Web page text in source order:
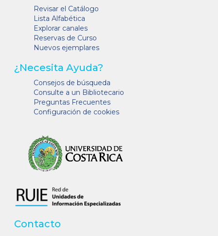
Revisar el Catálogo
Lista Alfabética
Explorar canales
Reservas de Curso
Nuevos ejemplares
¿Necesita Ayuda?
Consejos de búsqueda
Consulte a un Bibliotecario
Preguntas Frecuentes
Configuración de cookies
Contacto